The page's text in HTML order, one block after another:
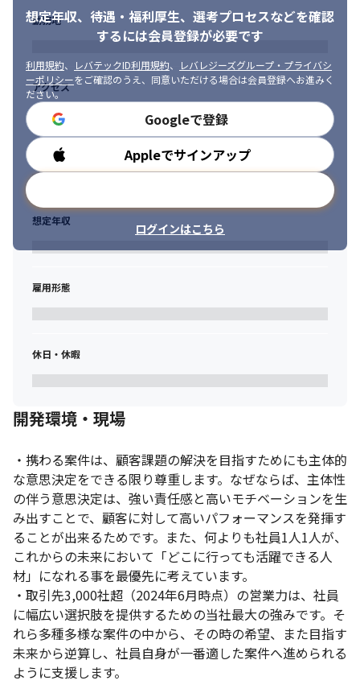
・本社勤務の場合は、自社プロダクト開発や受託開発などの社内
業務を準備しています。それら社内業務と並行し、当社技術責任
者が社員一人一人の目指したい方向性をじっくりとヒアリング
し、次月からの案件を探していきます。
・国家資格キャリアコンサルタントが、社員の任意のタイミング
で1on1形式のキャリアコンサルティングを実施します。業務に関
わる内容に限らず、社員1人1人のライフキャリアに寄り添って話
を聞きます。
・社員一人一人にメンターが付き、1on1形式のヒアリングを行い
ます。定期的な成長支援の実施や担当業務に課題や懸念がないか
をヒアリングすることで働く満足度の向上を促進していきます。
＜スキルアップ支援＞
・自身の「現在の市場価値」を確認することが出来るのが「単価
査定制度」です。実際の営業チームによる「市場価値に沿った単
価見積」が行われますので、エンジニア社員にとっては、今後の
・その上で、キャリア支援を通して学習機会の必要性を促しなが
ら、社員自らが必要性を感じた領域を伸ばしていける個別最適化
されたスキルアップ研修を準備しています。
ァルケ独自の「マネジメント研修」を実施しています。
■ 案件例
ートワーク）
環境：ASP.NET(MVC)、C#.NET、VB.NET、JavaScript、jQuery
・物流管理システムの開発及び保守（出社）
工程：詳細設計、開発、テスト
環境：ASP.NET、VB.NET、SQL Server、Crystal Reports、Excel
Creator、JavaScript
・Eラーニング パッケージ開発支援業務（リモートワーク導入）
工程：要件定義、開発、テスト
環境：PHP、CakePHP、TypeScript
・発注管理システム構築業務（フルリモートワーク）
工程：設計、開発、テスト
環境：Java、intra-mart、SQL
想定年収、待遇・福利厚生、 選考プロセスなどを確認
するには会員登録が必要です
利用規約、 レバテックID利用規約、
レバレジーズグループ・プライバシ
ーポリシーをご確認のうえ、同意いただける場合は会員登録へお進みく
ださい。
Googleで登録
Appleでサインアップ
ログインはこちら
勤務地
アクセス
勤務時間
想定年収
雇用形態
休日・休暇
開発環境・現場
・携わる案件は、顧客課題の解決を目指すためにも主体的
な意思決定をできる限り尊重します。なぜならば、主体性
の伴う意思決定は、強い責任感と高いモチベーションを生
み出すことで、顧客に対して高いパフォーマンスを発揮す
ることが出来るためです。また、何よりも社員1人1人が、
これからの未来において「どこに行っても活躍できる人
材」になれる事を最優先に考えています。
・取引先3,000社超（2024年6月時点）の営業力は、社員
に幅広い選択肢を提供するための当社最大の強みです。そ
れら多種多様な案件の中から、その時の希望、また目指す
未来から逆算し、社員自身が一番適した案件へ進められる
ように支援します。